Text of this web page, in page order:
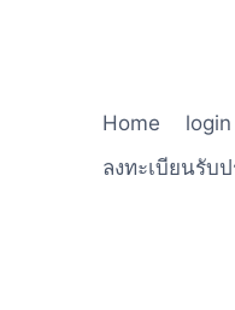
Home login
ลงทะเบียนรับ